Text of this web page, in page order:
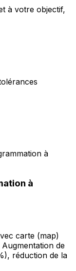
à votre objectif,
à
à
carte (map)
de
réduction de la